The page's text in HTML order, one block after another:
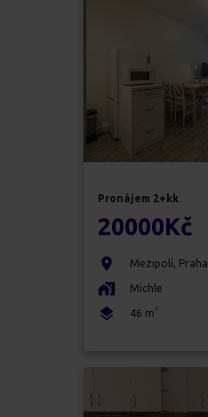
Pronájem 2+kk
20000Kč
Mezipolí, Praha
Michle
46 m 2